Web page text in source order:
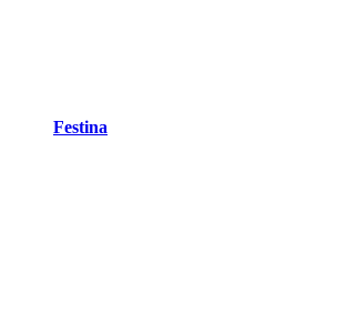
Festina